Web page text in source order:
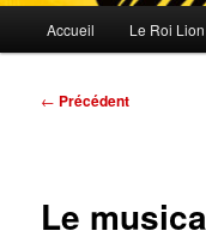
principal
Accueil Le Roi Lion
Navigation
← Précédent
Le